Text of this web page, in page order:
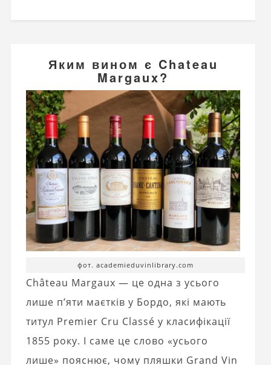
Яким вином є Chateau
Margaux?
фот. academieduvinlibrary.com
Château Margaux — це одна з усього
лише п’яти маєтків у Бордо, які мають
титул Premier Cru Classé у класифікації
1855 року. І саме це слово «усього
лише» пояснює, чому пляшки Grand Vin